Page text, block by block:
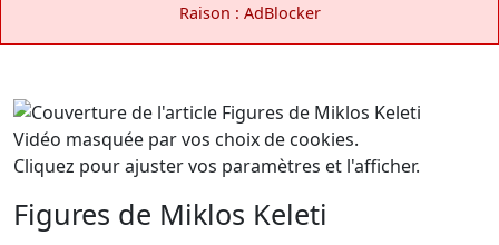
Raison : AdBlocker
Vidéo masquée par vos choix de cookies.
Cliquez pour ajuster vos paramètres et l'afficher.
Figures de Miklos Keleti